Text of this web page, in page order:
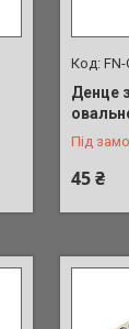
Денце
Під
45 ₴